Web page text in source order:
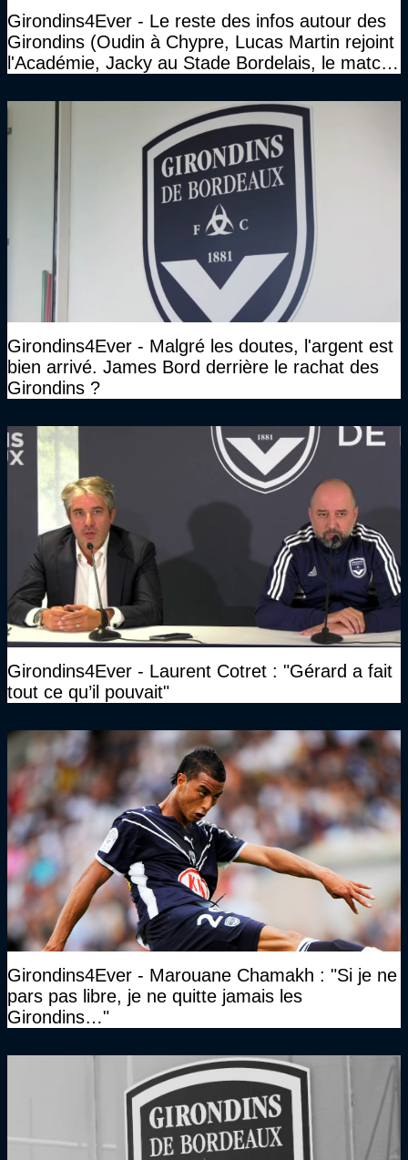
Girondins4Ever - Le reste des infos autour des
Girondins (Oudin à Chypre, Lucas Martin rejoint
l'Académie, Jacky au Stade Bordelais, le match
Girondins4Ever - Malgré les doutes, l'argent est
bien arrivé. James Bord derrière le rachat des
Girondins ?
Girondins4Ever - Laurent Cotret : "Gérard a fait
tout ce qu’il pouvait"
Girondins4Ever - Marouane Chamakh : "Si je ne
pars pas libre, je ne quitte jamais les
Girondins…"